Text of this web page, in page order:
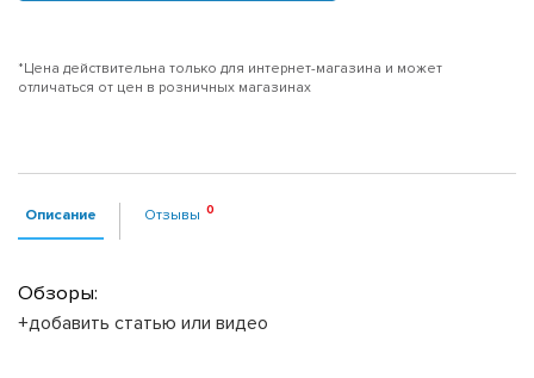
*Цена действительна только для интернет-магазина и может
отличаться от цен в розничных магазинах
Описание Отзывы
Обзоры:
+добавить статью или видео